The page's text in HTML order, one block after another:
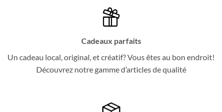
Cadeaux parfaits
Un cadeau local, original, et créatif? Vous êtes au bon endroit!
Découvrez notre gamme d’articles de qualité